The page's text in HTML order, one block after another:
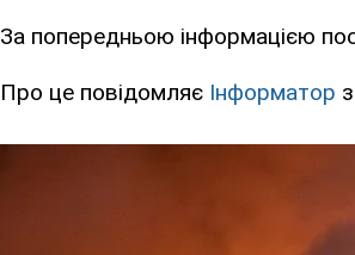
За попередньою інформацією
Про це повідомляє Інформатор